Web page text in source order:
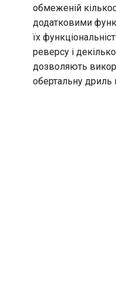
обмеженій
додатковими
їх
реверсу і
дозволяють
обертальну дриль